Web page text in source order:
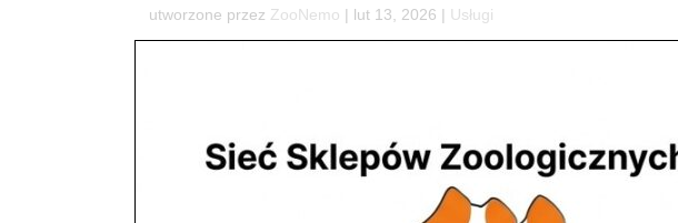
utworzone przez ZooNemo | lut 13, 2026 | Usługi